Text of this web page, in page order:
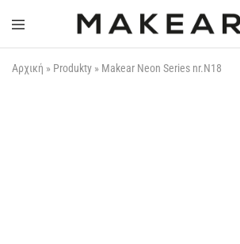
Makear-
Αρχική » Produkty » Makear Neon Series nr.N18